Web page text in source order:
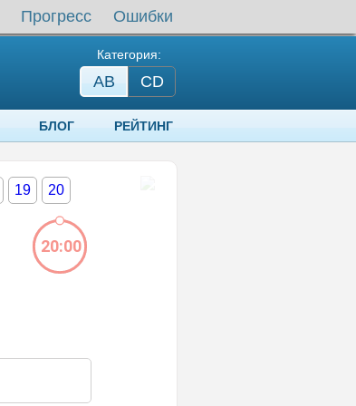
Прогресс Ошибки
Категория:
AB СD
БЛОГ РЕЙТИНГ
19 20
20:00